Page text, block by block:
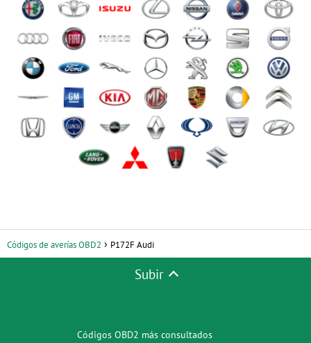
Códigos de averías OBD2 P172F Audi
Subir
Códigos OBD2 más consultados